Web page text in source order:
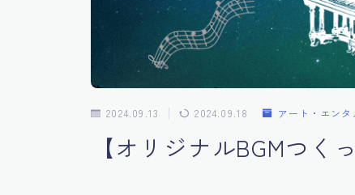
2024.09.13 2024.09.18 アート・エンタ
【オリジナルBGMつく